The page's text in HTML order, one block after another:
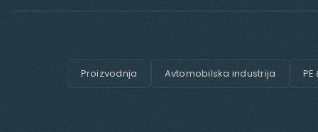
Proizvodnja Avtomobilska industrija PE